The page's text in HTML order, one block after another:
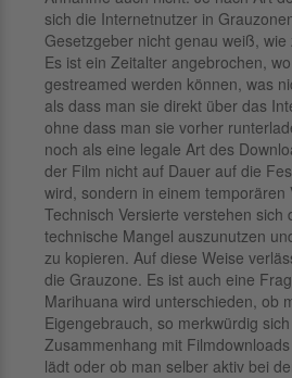
sich die Internetnutzer in
Gesetzgeber nicht genau weiß, wie
Es ist ein Zeitalter angebrochen,
gestreamed werden können, was
als dass man sie direkt über das
ohne dass man sie vorher
noch als eine legale Art des
der Film nicht auf Dauer auf die
wird, sondern in einem temporären
Technisch Versierte verstehen sich
technische Mangel auszunutzen
zu kopieren. Auf diese Weise
die Grauzone. Es ist auch eine
Marihuana wird unterschieden, ob
Eigengebrauch, so merkwürdig
Zusammenhang mit
lädt oder ob man selber aktiv bei